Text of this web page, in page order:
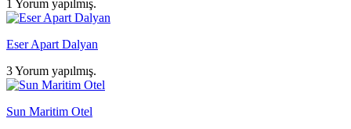
1 Yorum yapılmış.
Eser Apart Dalyan
3 Yorum yapılmış.
Sun Maritim Otel